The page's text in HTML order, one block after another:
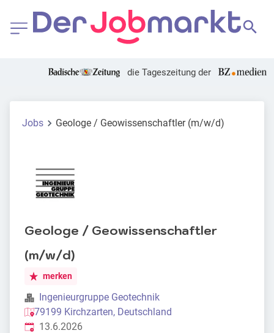
die Tageszeitung der
Jobs Geologe / Geowissenschaftler (m/w/d)
Geologe / Geowissenschaftler
(m/w/d)
merken
Ingenieurgruppe Geotechnik
79199 Kirchzarten, Deutschland
Veröffentlicht
13.6.2026